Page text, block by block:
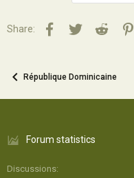
Share: Facebook
TwitterReddit
République Dominicaine
Forum statistics
Discussions